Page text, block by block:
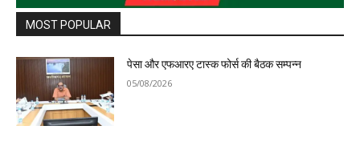
MOST POPULAR
पेसा और एफआरए टास्क फोर्स की बैठक सम्पन्न
05/08/2026